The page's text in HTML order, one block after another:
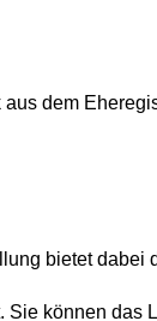
dem
bietet dabei
Sie können das